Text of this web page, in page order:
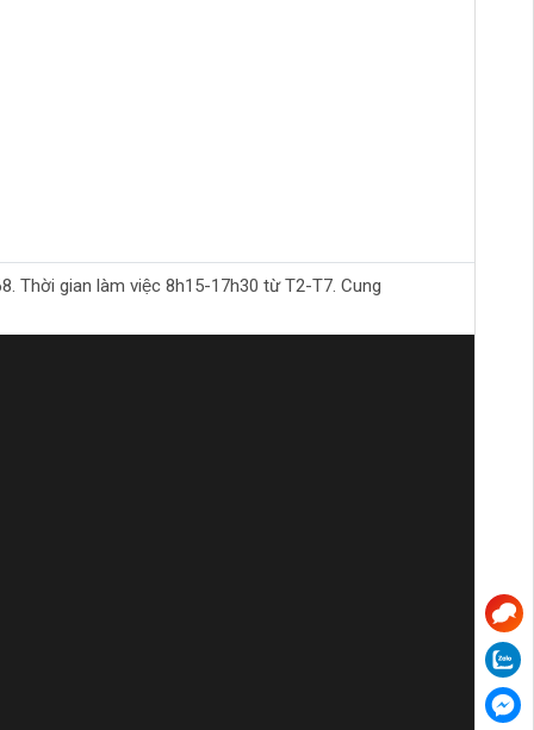
Thời gian làm việc 8h15-17h30 từ T2-T7. Cung